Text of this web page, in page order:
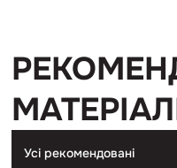
Усі рекомендовані